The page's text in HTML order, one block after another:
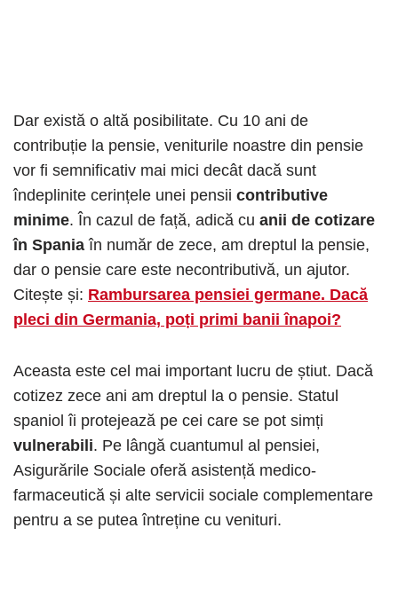
Dar există o altă posibilitate. Cu 10 ani de
contribuție la pensie, veniturile noastre din pensie
vor fi semnificativ mai mici decât dacă sunt
îndeplinite cerințele unei pensii contributive
minime. În cazul de față, adică cu anii de cotizare
în Spania în număr de zece, am dreptul la pensie,
dar o pensie care este necontributivă, un ajutor.
Citește și: Rambursarea pensiei germane. Dacă
pleci din Germania, poți primi banii înapoi?
Aceasta este cel mai important lucru de știut. Dacă
cotizez zece ani am dreptul la o pensie. Statul
spaniol îi protejează pe cei care se pot simți
vulnerabili. Pe lângă cuantumul al pensiei,
Asigurările Sociale oferă asistență medico-
farmaceutică și alte servicii sociale complementare
pentru a se putea întreține cu venituri.